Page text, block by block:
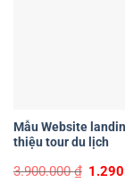
Mẫu Website
thiệu tour du lịch
3.900.000₫